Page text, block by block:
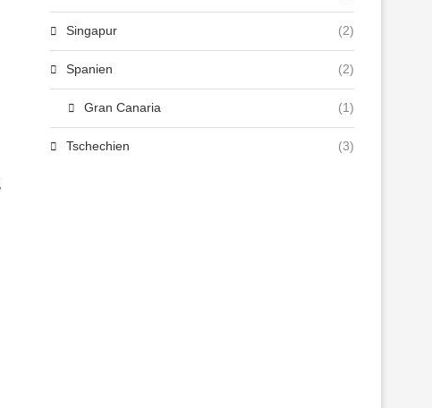
Singapur (2)
Spanien (2)
Gran Canaria (1)
Tschechien (3)